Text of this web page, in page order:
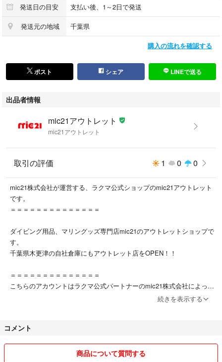
■ 注意事項
中古商品につき、傷や汚れがございます。
中古品という特性をご理解いただきご購入のご検討をお願い致します。
安全に関わる器材のため、使用頻度や経過日数により定期的な点検・メン
複数のサイト、店頭にて在庫を共有しておりますので、ご注文後欠品とな
木更津アウトレット店で取り扱い中です。
■ 発送・梱包
お支払い確定後、エアーチェックをして発送させていただきます。
ヤマト運輸で追跡ありの発送です。
管理用コード：2500000560811
発送日の目安 支払い後、1～2日で発送
発送元の地域 千葉県
購入の流れを確認する
ポスト シェア LINEで送る
出品者情報
mic21アウトレット
mic21アウトレット
取引の評価 1 0 0
mic21株式会社が運営する、ラクマ公式ショップのmic21アウトレット
です。
＝＝＝＝＝＝＝＝＝＝＝＝＝＝
ダイビング用品、マリングッズ専門店mic21のアウトレットショップで
す。
千葉県木更津の自社倉庫にもアウトレット店をOPEN！！
＝＝＝＝＝＝＝＝＝＝＝＝＝＝
こちらのアカウントはラクマ公式パートナーのmic21株式会社によって
▼返品特約
続きを表示する
コメント
商品について質問する